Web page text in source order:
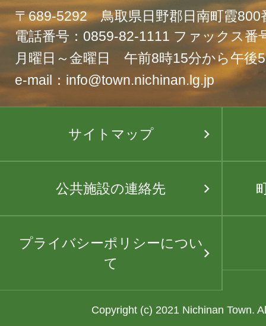
〒689-5292 鳥取県日野郡日南町霞800
電話番号：0859-82-1111 ファックス番
月曜日～金曜日 午前8時15分から午後
e-mail：info@town.nichinan.lg.jp
サイトマップ
公共施設の連絡先
プライバシーポリシーについ
て
Copyright (c) 2021 Nichinan Town.